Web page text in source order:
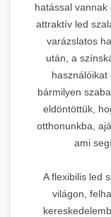
hatással vannak
attraktív led
varázslatos
után, a
bármilyen
eldöntöttük,
otthonunkba,
ami
A flexibilis led
világon,